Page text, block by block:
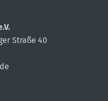
Straße 40